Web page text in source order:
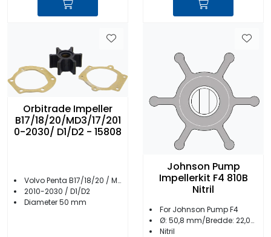
Orbitrade Impeller
B17/18/20/MD3/17/201
0-2030/ D1/D2 - 15808
Volvo Penta B17/18/20 / MD3/17
2010-2030 / D1/D2
Diameter 50 mm
Johnson Pump
Impellerkit F4 810B
Nitril
For Johnson Pump F4
Ø: 50,8 mm/Bredde: 22,0mm
Nitril